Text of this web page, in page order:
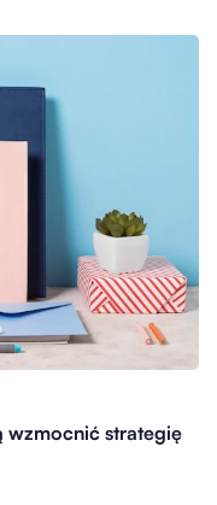
wzmocnić strategię